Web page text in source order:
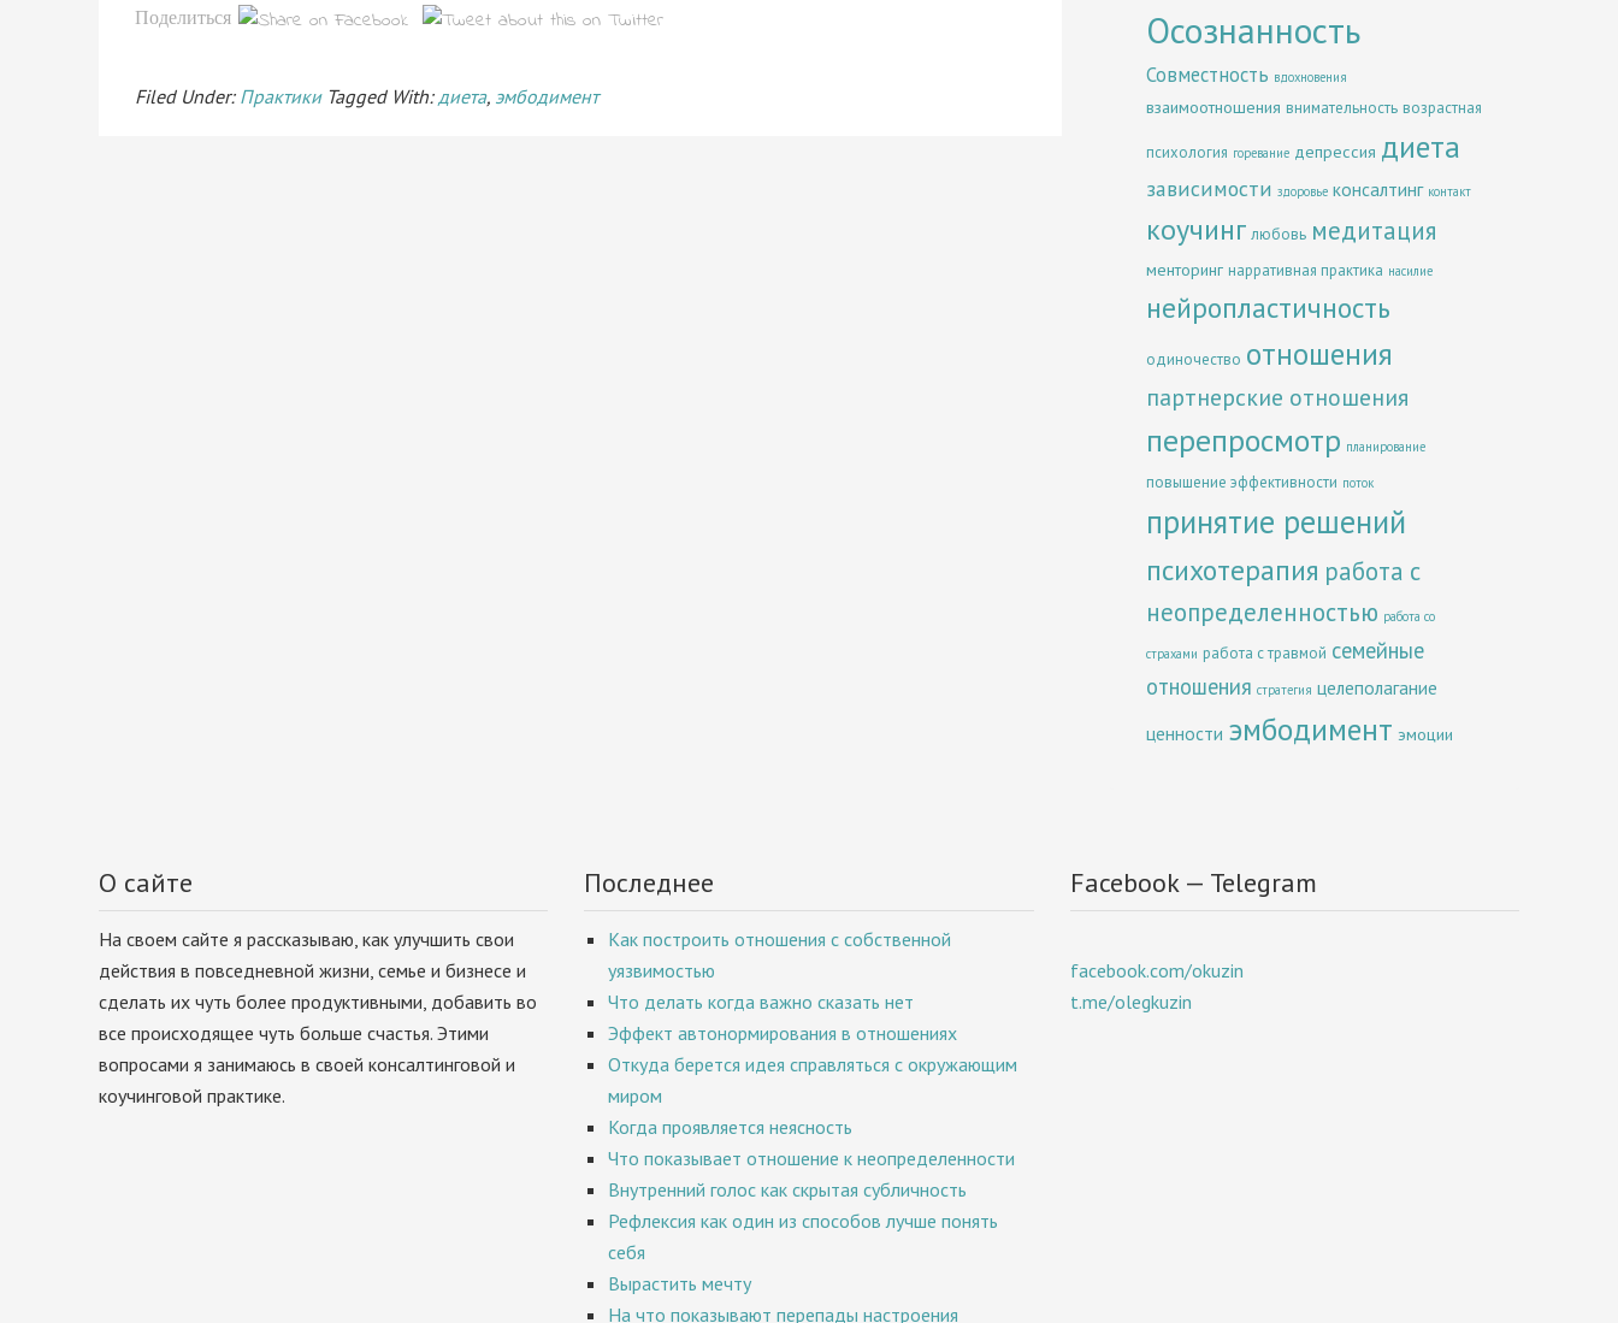
Поделиться
Filed Under: Практики Tagged With:диета, эмбодимент
Осознанность
Совместность вдохновения
взаимоотношения внимательность возрастная
психология горевание депрессия диета
зависимости здоровье консалтинг контакт
коучинг любовь медитация
менторинг нарративная практика насилие
нейропластичность
одиночество отношения
партнерские отношения
перепросмотр планирование
повышение эффективности поток
принятие решений
психотерапия работа с
неопределенностью работа со
страхами работа с травмой семейные
отношения стратегия целеполагание
ценности эмбодимент эмоции
О сайте
На своем сайте я рассказываю, как улучшить свои
действия в повседневной жизни, семье и бизнесе и
сделать их чуть более продуктивными, добавить во
все происходящее чуть больше счастья. Этими
вопросами я занимаюсь в своей консалтинговой и
коучинговой практике.
Последнее
Как построить отношения с собственной
уязвимостью
Что делать когда важно сказать нет
Эффект автонормирования в отношениях
Откуда берется идея справляться с окружающим
миром
Когда проявляется неясность
Что показывает отношение к неопределенности
Внутренний голос как скрытая субличность
Рефлексия как один из способов лучше понять
себя
Вырастить мечту
На что показывают перепады настроения
Facebook — Telegram
facebook.com/okuzin
t.me/olegkuzin